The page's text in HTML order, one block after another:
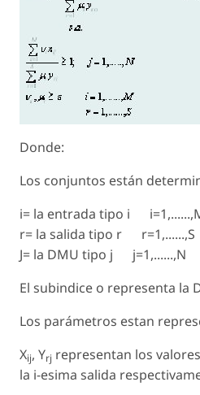
Donde:
Los conjuntos están
i= la entrada tipo i
r= la salida tipo r r=1,......,S
J= la DMU tipo j j=1,......,N
El subindice o representa la
Los parámetros estan
Xij, Yrj representan los
la i-esima salida